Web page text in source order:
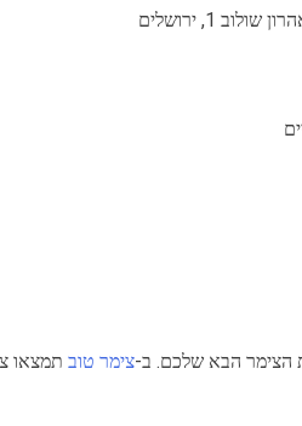
1, ירושלים
הצימר הבא שלכם. ב-צימר טוב תמצאו